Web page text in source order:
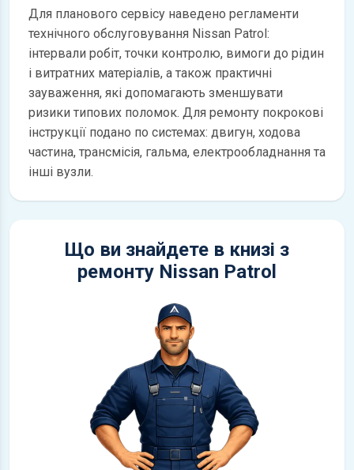
Для планового сервісу наведено регламенти
технічного обслуговування Nissan Patrol:
інтервали робіт, точки контролю, вимоги до рідин
і витратних матеріалів, а також практичні
зауваження, які допомагають зменшувати
ризики типових поломок. Для ремонту покрокові
інструкції подано по системах: двигун, ходова
частина, трансмісія, гальма, електрообладнання та
інші вузли.
Що ви знайдете в книзі з
ремонту Nissan Patrol